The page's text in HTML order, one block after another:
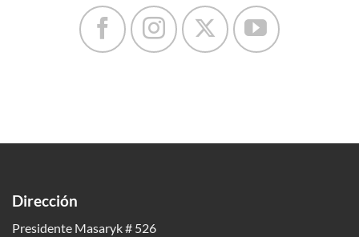
Dirección
Presidente Masaryk # 526